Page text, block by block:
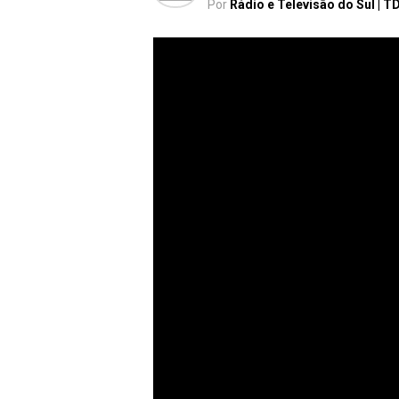
Por Rádio e Televisão do Sul |